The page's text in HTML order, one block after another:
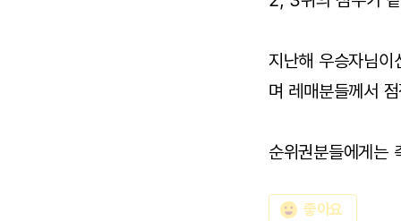
지난해 우승자님
며 레매분들께서
순위권분들에게는
emoji_emotions 좋아요